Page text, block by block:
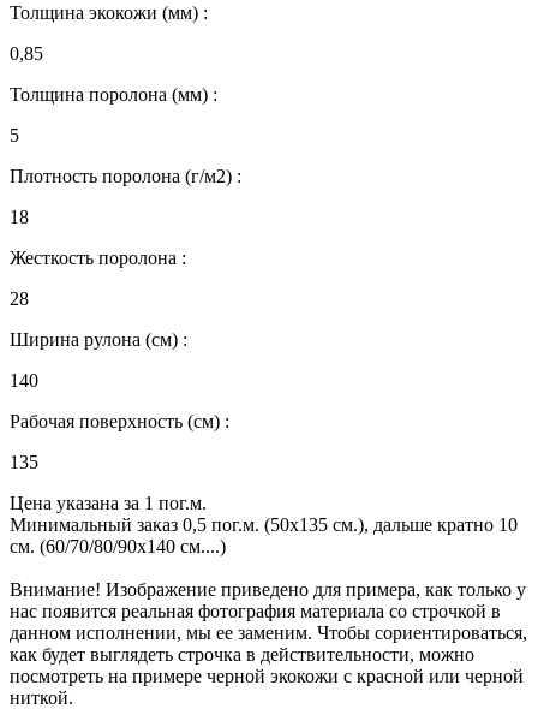
Толщина экокожи (мм) :
0,85
Толщина поролона (мм) :
5
Плотность поролона (г/м2) :
18
Жесткость поролона :
28
Ширина рулона (см) :
140
Рабочая поверхность (см) :
135
Цена указана за 1 пог.м.
Минимальный заказ 0,5 пог.м. (50х135 см.), дальше кратно 10
см. (60/70/80/90х140 см....)
Внимание! Изображение приведено для примера, как только у
нас появится реальная фотография материала со строчкой в
данном исполнении, мы ее заменим. Чтобы сориентироваться,
как будет выглядеть строчка в действительности, можно
посмотреть на примере черной экокожи с красной или черной
ниткой.